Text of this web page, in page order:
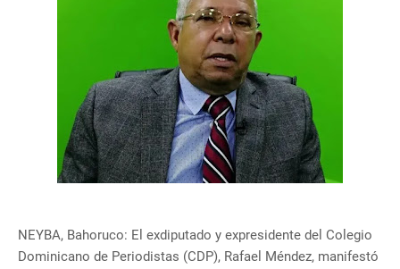
NEYBA, Bahoruco: El exdiputado y expresidente del Colegio
Dominicano de Periodistas (CDP), Rafael Méndez, manifestó